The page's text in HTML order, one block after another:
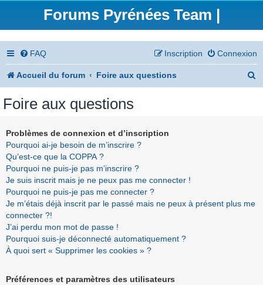
Forums Pyrénées Team |
FAQ Connexion
Inscription
Accueil du forum Foire aux questions
Foire aux questions
Problèmes de connexion et d’inscription
Pourquoi ai-je besoin de m’inscrire ?
Qu’est-ce que la COPPA ?
Pourquoi ne puis-je pas m’inscrire ?
Je suis inscrit mais je ne peux pas me connecter !
Pourquoi ne puis-je pas me connecter ?
Je m’étais déjà inscrit par le passé mais ne peux à présent plus me
connecter ?!
J’ai perdu mon mot de passe !
Pourquoi suis-je déconnecté automatiquement ?
À quoi sert « Supprimer les cookies » ?
Préférences et paramètres des utilisateurs